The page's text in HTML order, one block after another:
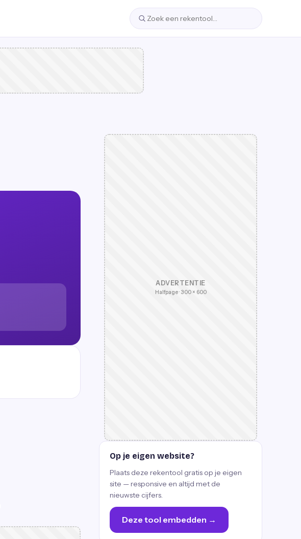
ADVERTENTIE
Halfpage · 300 × 600
Op je eigen website?
Plaats deze rekentool gratis op je eigen
site — responsive en altijd met de
nieuwste cijfers.
Deze tool embedden →